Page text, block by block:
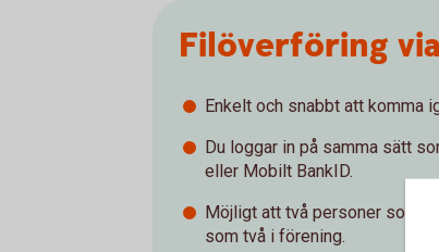
Filöverföring
Enkelt och snabbt att komma
Du loggar in på samma sätt
eller Mobilt BankID.
Möjligt att två personer som
som två i förening.